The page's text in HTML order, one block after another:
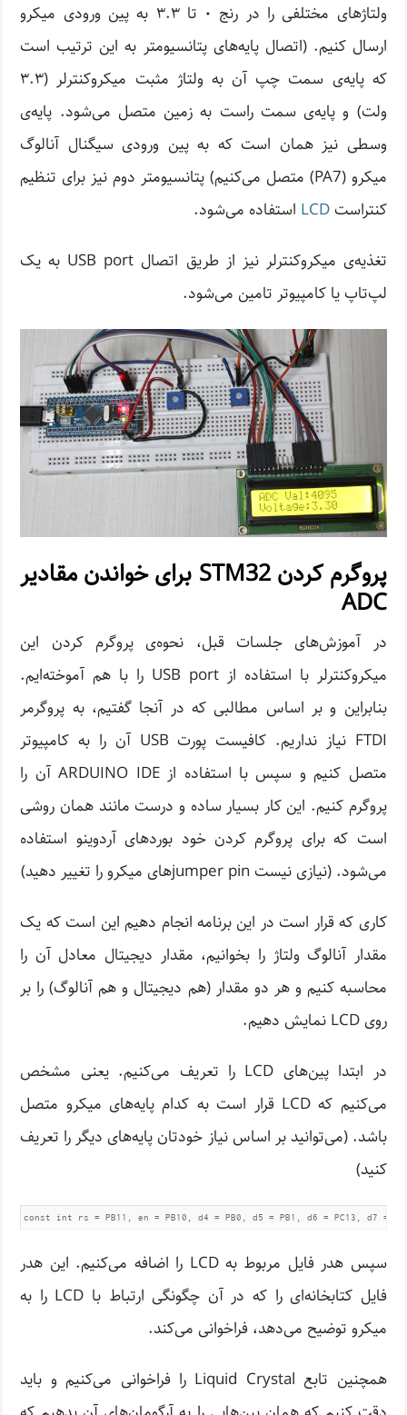
ولتاژ‌های مختلفی را در رنج ۰ تا ۳.۳ به پین ورودی میکرو
ارسال کنیم. (اتصال پایه‌های پتانسیومتر به این ترتیب است
که پایه‌ی سمت چپ آن به ولتاژ مثبت میکروکنترلر (۳.۳
ولت) و پایه‌ی سمت راست به زمین متصل می‌شود. پایه‌ی
وسطی نیز همان است که به پین ورودی سیگنال آنالوگ
میکرو (PA7) متصل می‌کنیم) پتانسیومتر دوم نیز برای تنظیم
کنتراستLCD استفاده می‌شود.
تغذیه‌ی میکروکنترلر نیز از طریق اتصال USB port به یک
لپ‌تاپ یا کامپیوتر تامین می‌شود.
پروگرم کردن STM32 برای خواندن مقادیر
ADC
در آموزش‌های جلسات قبل، نحوه‌ی پروگرم کردن این
میکروکنترلر با استفاده از USB port را با هم آموخته‌ایم.
بنابراین و بر اساس مطالبی که در آنجا گفتیم، به پروگرمر
FTDI نیاز نداریم. کافیست پورت USB آن را به کامپیوتر
متصل کنیم و سپس با استفاده از ARDUINO IDE آن را
پروگرم کنیم. این کار بسیار ساده و درست مانند همان روشی
است که برای پروگرم کردن خود بوردهای آردوینو استفاده
می‌شود. (نیازی نیست jumper pinهای میکرو را تغییر دهید)
کاری که قرار است در این برنامه انجام دهیم این است که یک
مقدار آنالوگ ولتاژ را بخوانیم، مقدار دیجیتال معادل آن را
محاسبه کنیم و هر دو مقدار (هم دیجیتال و هم آنالوگ) را بر
روی LCD نمایش دهیم.
در ابتدا پین‌های LCD را تعریف می‌کنیم. یعنی مشخص
می‌کنیم که LCD قرار است به کدام پایه‌های میکرو متصل
باشد. (می‌توانید بر اساس نیاز خودتان پایه‌های دیگر را تعریف
کنید)
const int rs = PB11, en = PB10, d4 = PB0, d5 = PB1, d6 = PC13, d7 =
سپس هدر فایل مربوط به LCD را اضافه می‌کنیم. این هدر
فایل کتابخانه‌ای را که در آن چگونگی ارتباط با LCD را به
میکرو توضیح می‌‌دهد، فراخوانی می‌کند.
همچنین تابع Liquid Crystal را فراخوانی می‌کنیم و باید